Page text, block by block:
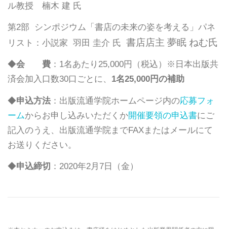
ル教授 楠木 建 氏
第2部 シンポジウム 「書店の未来の姿を考える」 パネ
リスト：小説家 羽田 圭介 氏 書店店主 夢眠 ねむ氏
◆会 費 ：1名あたり25,000円（税込） ※日本出版共
済会加入口数30口ごとに、 1名25,000円の補助
◆申込方法 ：出版流通学院ホームページ内の応募フォ
ームからお申し込みいただくか開催要領の申込書にご
記入のうえ、 出版流通学院までFAXまたはメールにて
お送りください。
◆申込締切 ：2020年2月7日（金）